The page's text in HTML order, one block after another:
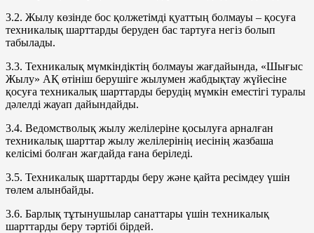
3.2. Жылу көзінде бос қолжетімді қуаттың болмауы – қосуға
техникалық шарттарды беруден бас тартуға негіз болып
табылады.
3.3. Техникалық мүмкіндіктің болмауы жағдайында, «Шығыс
Жылу» АҚ өтініш берушіге жылумен жабдықтау жүйесіне
қосуға техникалық шарттарды берудің мүмкін еместігі туралы
дәлелді жауап дайындайды.
3.4. Ведомстволық жылу желілеріне қосылуға арналған
техникалық шарттар жылу желілерінің иесінің жазбаша
келісімі болған жағдайда ғана беріледі.
3.5. Техникалық шарттарды беру және қайта ресімдеу үшін
төлем алынбайды.
3.6. Барлық тұтынушылар санаттары үшін техникалық
шарттарды беру тәртібі бірдей.